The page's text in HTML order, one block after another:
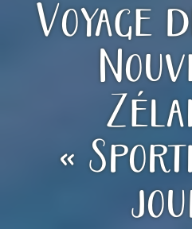
Voyage
«